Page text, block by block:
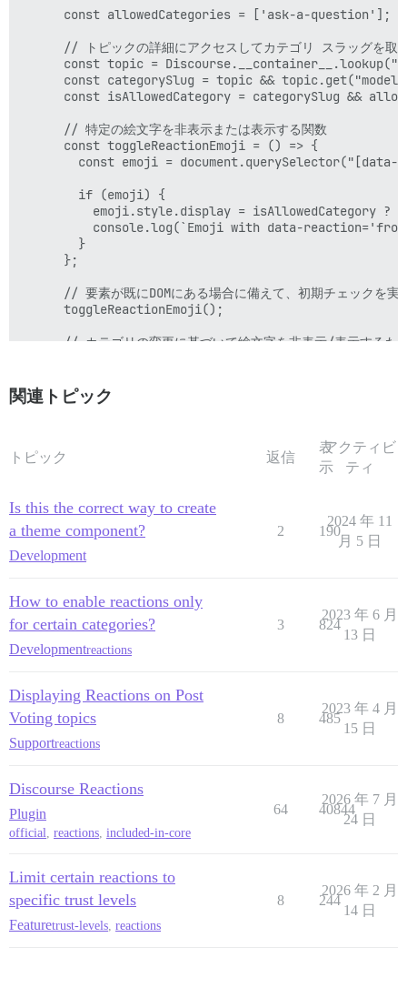
const allowedCategories = ['ask-a-question']; //
// トピックの詳細にアクセスしてカテゴリ スラッグを取
const topic =
const categorySlug = topic &&
const isAllowedCategory = categorySlug &&
      // 特定の絵文字を非表示または表示する関数
      const toggleReactionEmoji = () => {
const emoji = document.querySelector("[data-
        if (emoji) {
emoji.style.display = isAllowedCategory ?
console.log(`Emoji with data-
        }
      };
// 要素が既にDOMにある場合に備えて、初期チェックを実
      toggleReactionEmoji();
// カテゴリの変更に基づいて絵文字を非表示/表示するた
          mutation.addedNodes.forEach(node => {
if (node.nodeType === 1) { // 要素ノードか
emoji.style.display =
console.log(`Emoji with data-
            }
          });
        });
      });
observer.observe(document.body, { childList:
// ナビゲーションを離れる際にオブザーバーをクリーンア
      api.cleanupStream(() => observer.disconnect());
    } catch (error) {
console.error("An error occurred in the emoji
    }
  });
関連トピック
トピック 返信
表
示
アクティビ
ティ
Is this the correct way to create
a theme component?
Development
2 190
2024 年 11
月 5 日
How to enable reactions only
for certain categories?
Developmentreactions
3 824
2023 年 6 月
13 日
Displaying Reactions on Post
Voting topics
Supportreactions
8 485
2023 年 4 月
15 日
Discourse Reactions
Plugin
official, reactions, included-in-core
64 40844
2026 年 7 月
24 日
Limit certain reactions to
specific trust levels
Featuretrust-levels reactions
8 244
2026 年 2 月
14 日